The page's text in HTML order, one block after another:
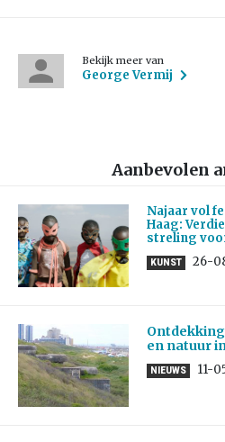
Bekijk meer van
George Vermij
Aanbevolen
Najaar vol
Haag:
streling
KUNST 26-
en natuur
NIEUWS 11-